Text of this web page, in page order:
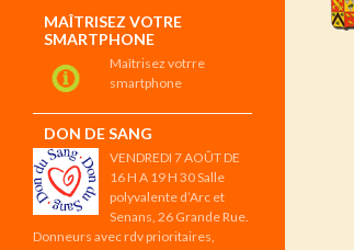
MAÎTRISEZ VOTRE
SMARTPHONE
Maîtrisez votrre
smartphone
DON DE SANG
VENDREDI 7 AOÛT DE
16 H A 19 H 30 Salle
polyvalente d’Arc et
Senans, 26 Grande Rue.
Donneurs avec rdv prioritaires,